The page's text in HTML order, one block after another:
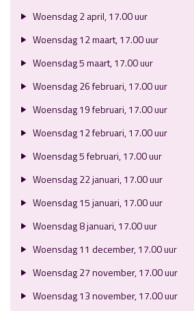
Woensdag 2 april, 17.00 uur
Woensdag 12 maart, 17.00 uur
Woensdag 5 maart, 17.00 uur
Woensdag 26 februari, 17.00 uur
Woensdag 19 februari, 17.00 uur
Woensdag 12 februari, 17.00 uur
Woensdag 5 februari, 17.00 uur
Woensdag 22 januari, 17.00 uur
Woensdag 15 januari, 17.00 uur
Woensdag 8 januari, 17.00 uur
Woensdag 11 december, 17.00 uur
Woensdag 27 november, 17.00 uur
Woensdag 13 november, 17.00 uur